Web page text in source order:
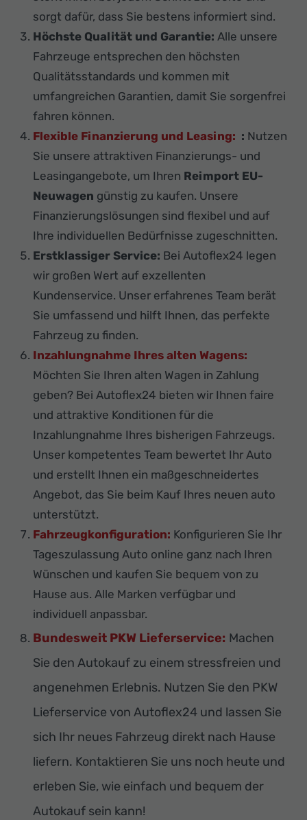
sorgt dafür, dass Sie bestens informiert sind.
Höchste Qualität und Garantie: Alle unsere
Fahrzeuge entsprechen den höchsten
Qualitätsstandards und kommen mit
umfangreichen Garantien, damit Sie sorgenfrei
fahren können.
Flexible Finanzierung und Leasing: : Nutzen
Sie unsere attraktiven Finanzierungs- und
Leasingangebote, um Ihren Reimport EU-
Neuwagen günstig zu kaufen. Unsere
Finanzierungslösungen sind flexibel und auf
Ihre individuellen Bedürfnisse zugeschnitten.
Erstklassiger Service: Bei Autoflex24 legen
wir großen Wert auf exzellenten
Kundenservice. Unser erfahrenes Team berät
Sie umfassend und hilft Ihnen, das perfekte
Fahrzeug zu finden.
Inzahlungnahme Ihres alten Wagens:
Möchten Sie Ihren alten Wagen in Zahlung
geben? Bei Autoflex24 bieten wir Ihnen faire
und attraktive Konditionen für die
Inzahlungnahme Ihres bisherigen Fahrzeugs.
Unser kompetentes Team bewertet Ihr Auto
und erstellt Ihnen ein maßgeschneidertes
Angebot, das Sie beim Kauf Ihres neuen auto
unterstützt.
Fahrzeugkonfiguration: Konfigurieren Sie Ihr
Tageszulassung Auto online ganz nach Ihren
Wünschen und kaufen Sie bequem von zu
Hause aus. Alle Marken verfügbar und
individuell anpassbar.
Bundesweit PKW Lieferservice: Machen
Sie den Autokauf zu einem stressfreien und
angenehmen Erlebnis. Nutzen Sie den PKW
Lieferservice von Autoflex24 und lassen Sie
sich Ihr neues Fahrzeug direkt nach Hause
liefern. Kontaktieren Sie uns noch heute und
erleben Sie, wie einfach und bequem der
Autokauf sein kann!